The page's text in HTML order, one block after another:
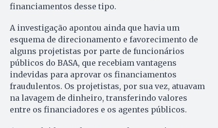
financiamentos desse tipo.
A investigação apontou ainda que havia um
esquema de direcionamento e favorecimento de
alguns projetistas por parte de funcionários
públicos do BASA, que recebiam vantagens
indevidas para aprovar os financiamentos
fraudulentos. Os projetistas, por sua vez, atuavam
na lavagem de dinheiro, transferindo valores
entre os financiadores e os agentes públicos.